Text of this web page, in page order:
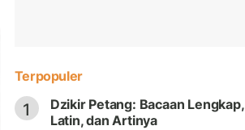
Terpopuler
1
Dzikir Petang: Bacaan Lengkap,
Latin, dan Artinya